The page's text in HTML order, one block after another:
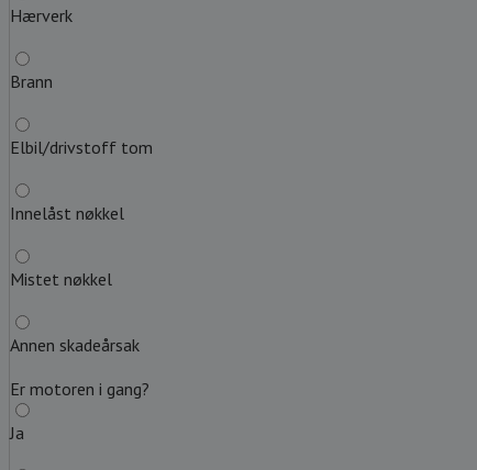
Hærverk
Brann
Elbil/drivstoff tom
Innelåst nøkkel
Mistet nøkkel
Annen skadeårsak
Er motoren i gang?
Ja